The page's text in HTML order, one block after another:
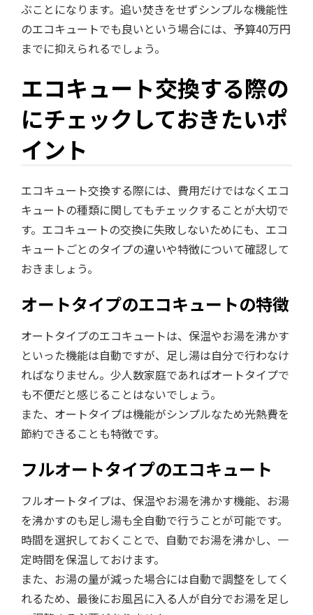
ぶことになります。追い焚きをせずシンプルな機能性
のエコキュートでも良いという場合には、予算40万円
までに抑えられるでしょう。
エコキュート交換する際の
にチェックしておきたいポ
イント
エコキュート交換する際には、費用だけではなくエコ
キュートの種類に関してもチェックすることが大切で
す。エコキュートの交換に失敗しないためにも、エコ
キュートごとのタイプの違いや特徴について確認して
おきましょう。
オートタイプのエコキュートの特徴
オートタイプのエコキュートは、保温やお湯を沸かす
といった機能は自動ですが、足し湯は自分で行わなけ
ればなりません。少人数家庭であればオートタイプで
も不便だと感じることはないでしょう。
また、オートタイプは機能がシンプルなため光熱費を
節約できることも特徴です。
フルオートタイプのエコキュート
フルオートタイプは、保温やお湯を沸かす機能、お湯
を沸かすのも足し湯も全自動で行うことが可能です。
時間を選択しておくことで、自動でお湯を沸かし、一
定時間を保温しておけます。
また、お湯の量が減った場合には自動で調整をしてく
れるため、最後にお風呂に入る人が自分でお湯を足し